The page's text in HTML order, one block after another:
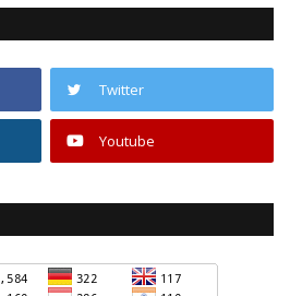
Twitter
Youtube